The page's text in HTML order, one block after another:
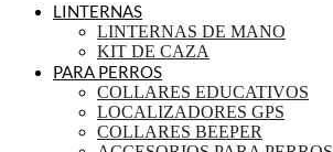
LINTERNAS
LINTERNAS DE MANO
KIT DE CAZA
PARA PERROS
COLLARES EDUCATIVOS
LOCALIZADORES GPS
COLLARES BEEPER